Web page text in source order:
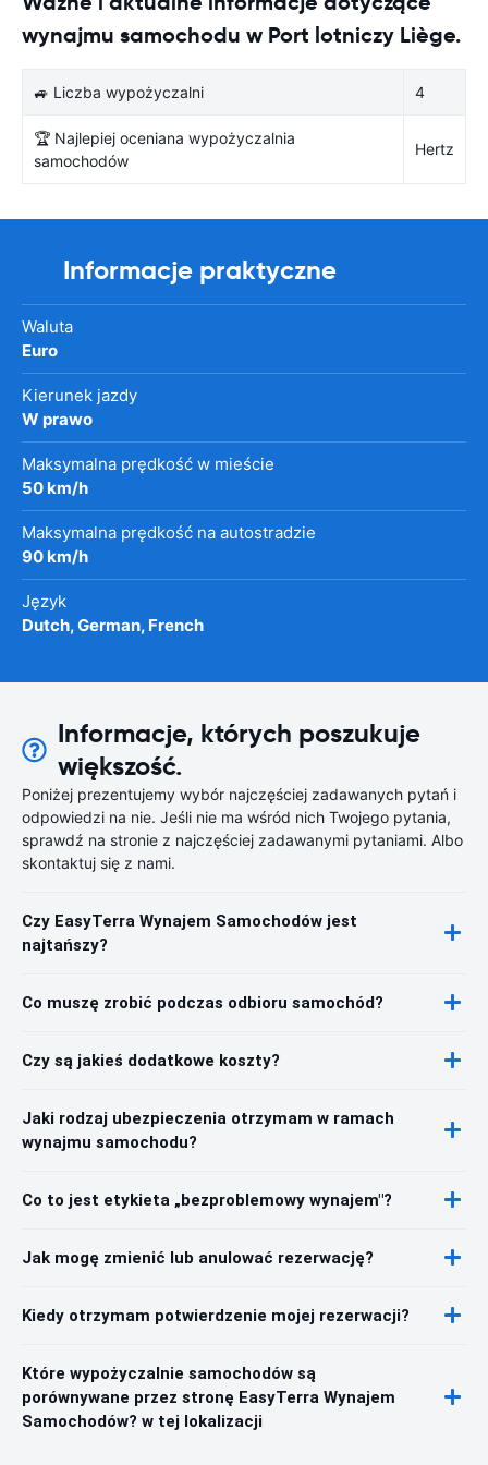
wynajmu samochodu w Port lotniczy Liège.
🚙 Liczba wypożyczalni 4
🏆 Najlepiej oceniana wypożyczalnia
samochodów
Hertz
Informacje praktyczne
Waluta
Euro
Kierunek jazdy
W prawo
Maksymalna prędkość w mieście
50 km/h
Maksymalna prędkość na autostradzie
90 km/h
Język
Dutch, German, French
Informacje, których poszukuje
większość.
Poniżej prezentujemy wybór najczęściej zadawanych pytań i
odpowiedzi na nie. Jeśli nie ma wśród nich Twojego pytania,
sprawdź na stronie z najczęściej zadawanymi pytaniami. Albo
skontaktuj się z nami.
Czy EasyTerra Wynajem Samochodów jest
najtańszy?
Co muszę zrobić podczas odbioru samochód?
Czy są jakieś dodatkowe koszty?
Jaki rodzaj ubezpieczenia otrzymam w ramach
wynajmu samochodu?
Co to jest etykieta „bezproblemowy wynajem"?
Jak mogę zmienić lub anulować rezerwację?
Kiedy otrzymam potwierdzenie mojej rezerwacji?
Które wypożyczalnie samochodów są
porównywane przez stronę EasyTerra Wynajem
Samochodów? w tej lokalizacji